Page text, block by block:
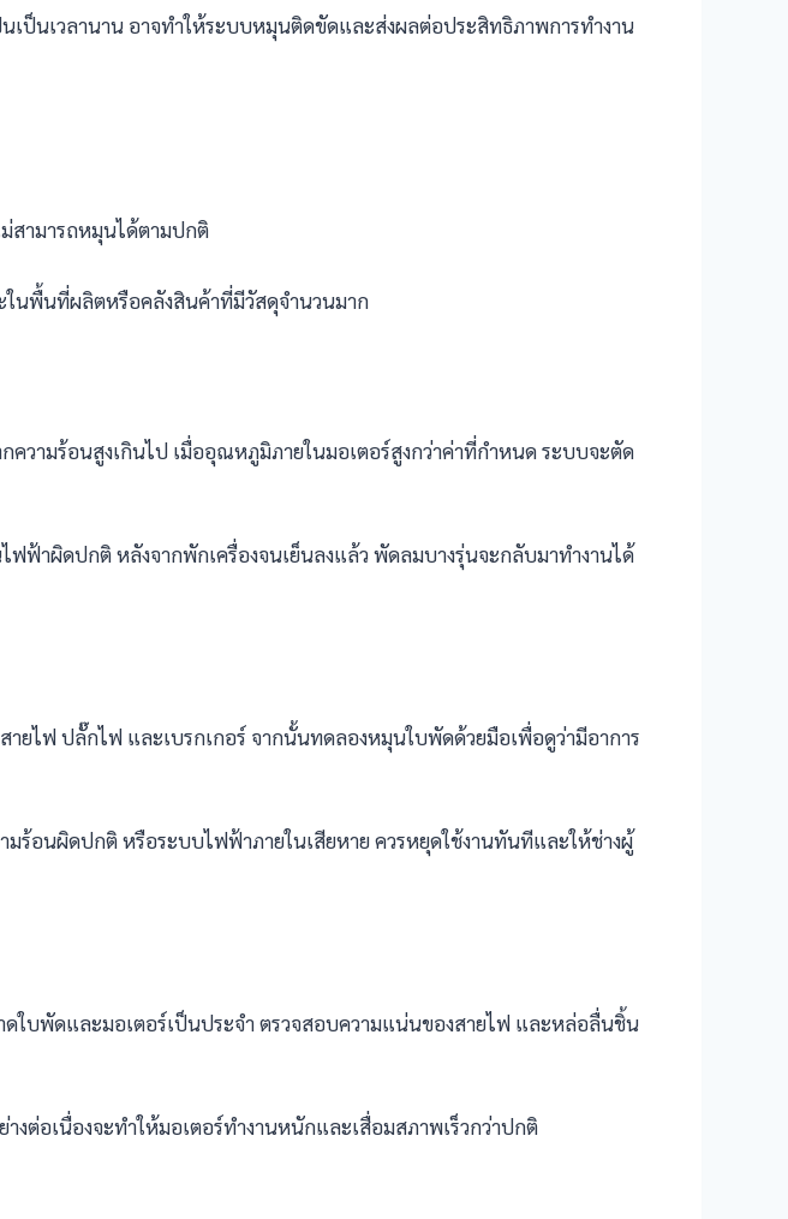
ป็นเวลานาน อาจทำให้ระบบหมุนติดขัดและส่งผลต่อประสิทธิภาพการทำงาน
สามารถหมุนได้ตามปกติ
ในพื้นที่ผลิตหรือคลังสินค้าที่มีวัสดุจำนวนมาก
วามร้อนสูงเกินไป เมื่ออุณหภูมิภายในมอเตอร์สูงกว่าค่าที่กำหนด ระบบจะตัด
ฟฟ้าผิดปกติ หลังจากพักเครื่องจนเย็นลงแล้ว พัดลมบางรุ่นจะกลับมาทำงานได้
ายไฟ ปลั๊กไฟ และเบรกเกอร์ จากนั้นทดลองหมุนใบพัดด้วยมือเพื่อดูว่ามีอาการ
อนผิดปกติ หรือระบบไฟฟ้าภายในเสียหาย ควรหยุดใช้งานทันทีและให้ช่างผู้
ใบพัดและมอเตอร์เป็นประจำ ตรวจสอบความแน่นของสายไฟ และหล่อลื่นชิ้น
ต่อเนื่องจะทำให้มอเตอร์ทำงานหนักและเสื่อมสภาพเร็วกว่าปกติ